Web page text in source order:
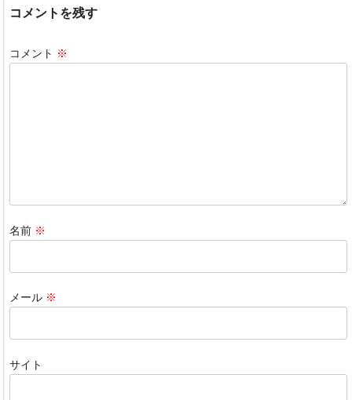
e
b
コメントを残す
コメント ※
名前 ※
メール ※
サイト